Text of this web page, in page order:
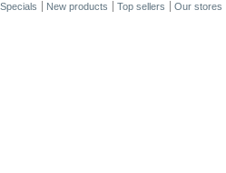
Specials New products Top sellers Our stores